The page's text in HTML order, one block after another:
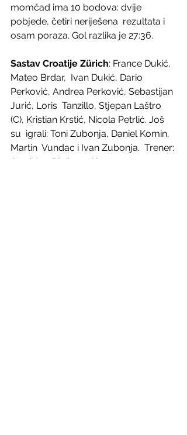
momčad ima 10 bodova: dvije
pobjede, četiri neriješena  rezultata i
osam poraza. Gol razlika je 27:36.
Sastav Croatije Zürich: France Dukić,
Mateo Brdar,  Ivan Dukić, Dario
Perković, Andrea Perković, Sebastijan
Jurić, Loris  Tanzillo, Stjepan Laštro
(C), Kristian Krstić, Nicola Petrlić. Još
su  igrali: Toni Zubonja, Daniel Komin,
Martin  Vundac i Ivan Zubonja.  Trener:
Stanislav Blažanović.